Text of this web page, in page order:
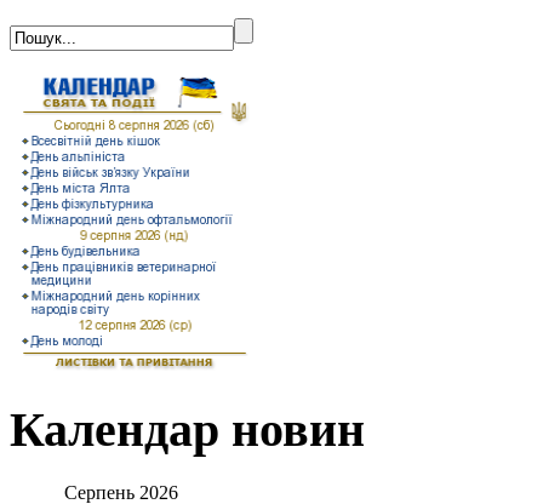
Календар новин
Серпень 2026